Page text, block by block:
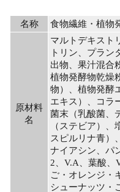
名称 食物繊維・植物
原材料
名
マルトデキスト
トリン、プラン
出物、果汁混合
植物発酵物乾燥
物）、植物発酵
エキス）、コラ
菌末（乳酸菌、
（ステビア）、
スピルリナ青）
ナイアシン、パ
2、V.A、葉酸、
ご・オレンジ・
シューナッツ・